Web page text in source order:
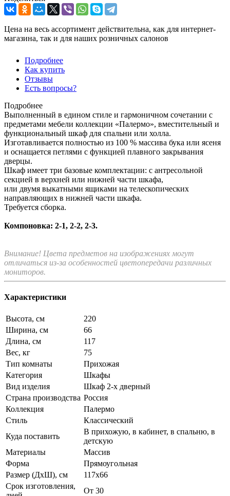
Цена на весь ассортимент действительна, как для интернет-
магазина, так и для наших розничных салонов
Подробнее
Как купить
Отзывы
Есть вопросы?
Подробнее
Выполненный в едином стиле и гармоничном сочетании с
предметами мебели коллекции «Палермо», вместительный и
функциональный шкаф для спальни или холла.
Изготавливается полностью из 100 % массива бука или ясеня
и оснащается петлями с функцией плавного закрывания
дверцы.
Шкаф имеет три базовые комплектации: c антресольной
секцией в верхней или нижней части шкафа,
или двумя выкатными ящиками на телескопических
направляющих в нижней части шкафа.
Требуется сборка.
Компоновка: 2-1, 2-2, 2-3.
Внимание! Цвета предметов на изображениях могут
отличаться из-за особенностей цветопередачи различных
мониторов.
Характеристики
Высота, см
220
Ширина, см
66
Длина, см
117
Вес, кг
75
Тип комнаты
Прихожая
Категория
Шкафы
Вид изделия
Шкаф 2-х дверный
Страна производства Россия
Коллекция
Палермо
Стиль
Классический
Куда поставить
В прихожую, в кабинет, в спальню, в
детскую
Материалы
Массив
Форма
Прямоугольная
Размер (ДхШ), см
117х66
Срок изготовления,
От 30